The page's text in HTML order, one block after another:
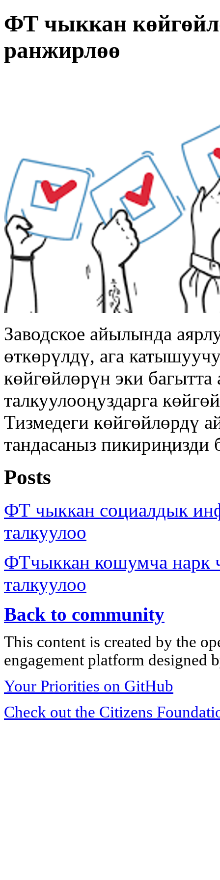
ФТ чыккан
ранжирлөө
Заводское айылында
өткөрүлдү, ага
көйгөйлөрүн эки
талкуулооңуздарга
Тизмедеги көйгөйлөрдү
тандасаныз пикириңизди
Posts
ФТ чыккан социалдык
талкуулоо
ФТчыккан кошумча нарк
талкуулоо
Back to community
This content is created by the
engagement platform designed
Your Priorities on GitHub
Check out the Citizens